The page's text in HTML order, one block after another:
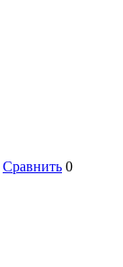
Сравнить 0